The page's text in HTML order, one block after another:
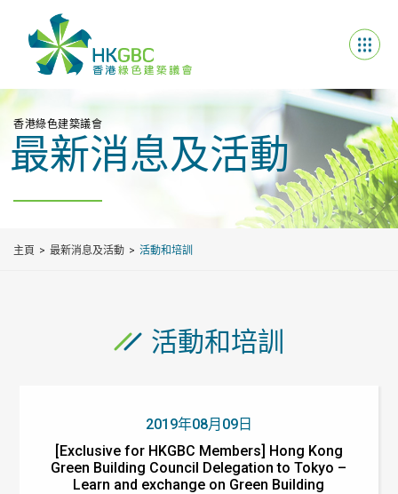
香港綠色建築議會
最新消息及活動
主頁 最新消息及活動 活動和培訓
活動和培訓
2019年08月09日
[Exclusive for HKGBC Members] Hong Kong
Green Building Council Delegation to Tokyo –
Learn and exchange on Green Building